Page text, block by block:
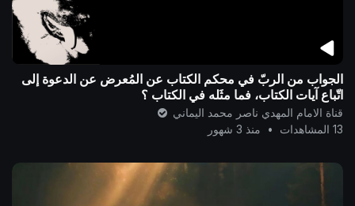
الجواب من الربّ في محكم الكتاب عن المُعرض عن الدعوة إلى
اتّباع آيات الكتاب، فما مثَله في الكتاب ؟
قناة الامام المهدي ناصر محمد اليماني
13 المشاهدات
• منذ 3 شهور